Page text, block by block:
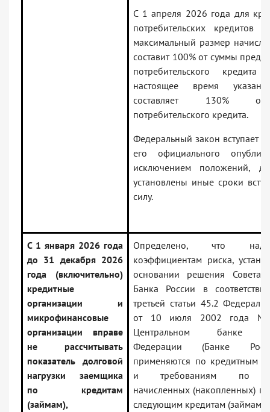
С 1 апреля 2026 года для
потребительских кредитов
максимальный размер
составит 100% от суммы
потребительского
настоящее время
составляет 130%
потребительского кредита.
Федеральный закон вступает в
его официального
исключением положений,
установлены иные сроки
силу.
С 1 января 2026 года
до 31 декабря 2026
года (включительно)
кредитные
организации и
микрофинансовые
организации вправе
не рассчитывать
показатель долговой
нагрузки заемщика
по кредитам
(займам),
Определено, что
коэффициентам риска,
основании решения Совета
Банка России в
третьей статьи 45.2
от 10 июля 2002 года
Центральном банке
Федерации (Банке
применяются по кредитным
и требованиям по
начисленных (накопленных)
следующим кредитам (займам):